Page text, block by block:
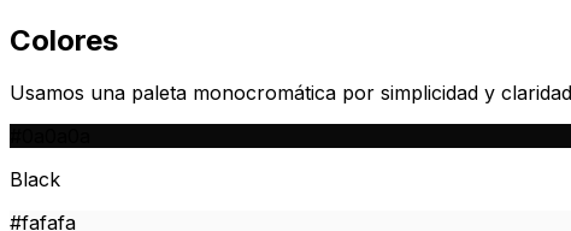
Colores
Usamos una paleta monocromática por simplicidad y
Black
#fafafa